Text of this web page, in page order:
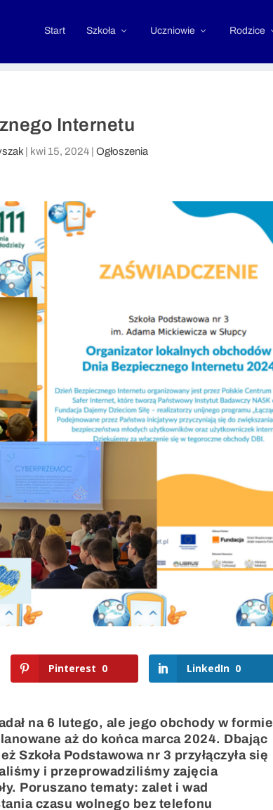
Start Szkoła Uczniowie Rodzice
Internetu
| kwi 15, 2024 |Ogłoszenia
Pinterest 0 LinkedIn 0
na 6 lutego, ale jego obchody w formie
aż do końca marca 2024. Dbając
Szkoła Podstawowa nr 3 przyłączyła się
i przeprowadziliśmy zajęcia
Poruszano tematy: zalet i wad
czasu wolnego bez telefonu